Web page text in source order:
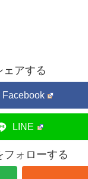
ェアする
Facebook
LINE
フォローする